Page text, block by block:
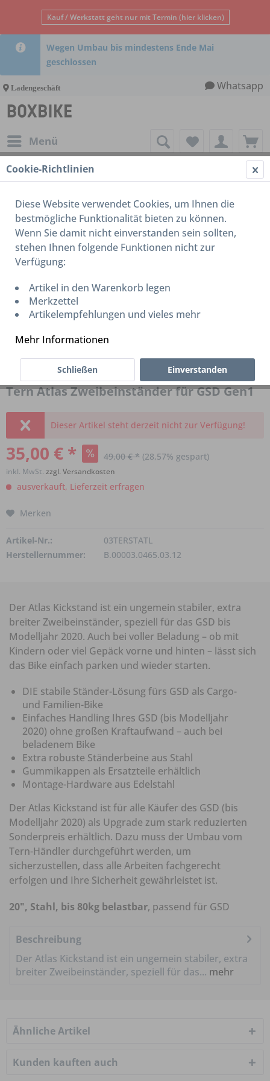
Kauf / Werkstatt geht nur mit Termin (hier klicken)
Wegen Umbau bis mindestens Ende Mai
geschlossen
Ladengeschäft Whatsapp
Menü
Tern Atlas Zweibeinständer für GSD Gen1
Dieser Artikel steht derzeit nicht zur Verfügung!
35,00 € * 49,00 € * (28,57% gespart)
inkl. MwSt. zzgl. Versandkosten
ausverkauft, Lieferzeit erfragen
Merken
Artikel-Nr.:
03TERSTATL
Herstellernummer:
B.00003.0465.03.12
Der Atlas Kickstand ist ein ungemein stabiler, extra
breiter Zweibeinständer, speziell für das GSD bis
Modelljahr 2020. Auch bei voller Beladung – ob mit
Kindern oder viel Gepäck vorne und hinten – lässt sich
das Bike einfach parken und wieder starten.
DIE stabile Ständer-Lösung fürs GSD als Cargo-
und Familien-Bike
Einfaches Handling Ihres GSD (bis Modelljahr
2020) ohne großen Kraftaufwand – auch bei
beladenem Bike
Extra robuste Ständerbeine aus Stahl
Gummikappen als Ersatzteile erhältlich
Montage-Hardware aus Edelstahl
Der Atlas Kickstand ist für alle Käufer des GSD (bis
Modelljahr 2020) als Upgrade zum stark reduzierten
Sonderpreis erhältlich. Dazu muss der Umbau vom
Tern-Händler durchgeführt werden, um
sicherzustellen, dass alle Arbeiten fachgerecht
erfolgen und Ihre Sicherheit gewährleistet ist.
20", Stahl, bis 80kg belastbar, passend für GSD
Beschreibung
Der Atlas Kickstand ist ein ungemein stabiler, extra
breiter Zweibeinständer, speziell für das... mehr
Ähnliche Artikel
Kunden kauften auch
Cookie-Richtlinien
Diese Website verwendet Cookies, um Ihnen die
bestmögliche Funktionalität bieten zu können.
Wenn Sie damit nicht einverstanden sein sollten,
stehen Ihnen folgende Funktionen nicht zur
Verfügung:
Artikel in den Warenkorb legen
Merkzettel
Artikelempfehlungen und vieles mehr
Mehr Informationen
Einverstanden
Schließen